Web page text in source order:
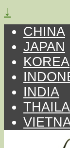
↓
CHINA
JAPAN
KOREA
INDIA